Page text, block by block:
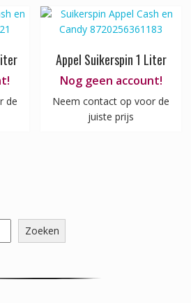
de
Appel Suikerspin 1 Liter
Nog geen account!
Neem contact op voor de
juiste prijs
Zoeken